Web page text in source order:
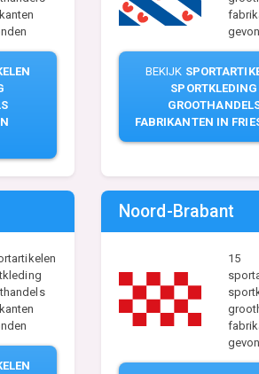
BEKIJK
SPORTKLEDING
FABRIKANTEN IN
Noord-Brabant
15